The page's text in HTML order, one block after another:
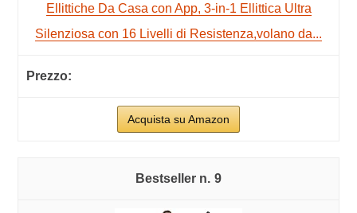
Ellittiche Da Casa con App, 3-in-1 Ellittica Ultra
Silenziosa con 16 Livelli di Resistenza,volano da...
Acquista su Amazon
9